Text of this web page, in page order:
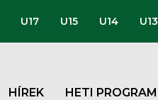
U17 U15 U14 U13
HÍREK HETI PROGRAM